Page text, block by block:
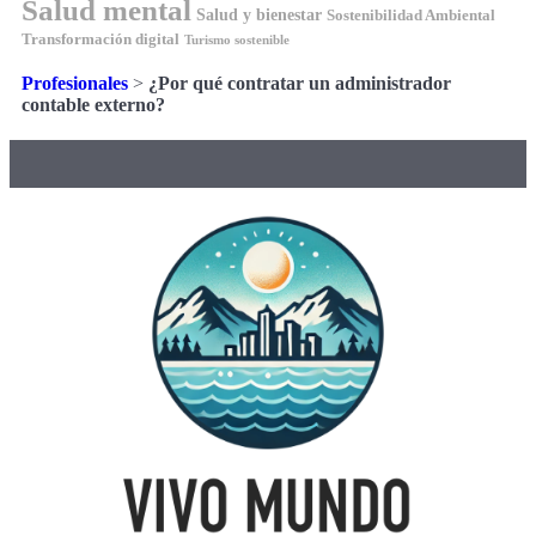
Salud mental Salud y bienestar Sostenibilidad Ambiental
Transformación digital Turismo sostenible
Profesionales > ¿Por qué contratar un administrador
contable externo?